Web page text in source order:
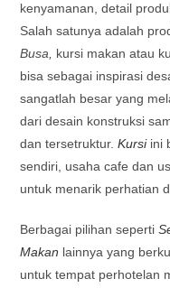
kenyamanan, detail
Salah satunya adalah
Busa, kursi makan atau
bisa sebagai inspirasi
sangatlah besar yang
dari desain konstruksi
dan tersetruktur.Kursiini
sendiri, usaha cafe dan
untuk menarik perhatian
Berbagai pilihan seperti
Makan lainnya yang
untuk tempat perhotelan